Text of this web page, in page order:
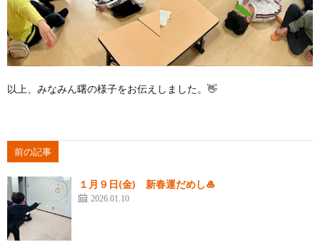
以上、みなみん曙の様子をお伝えしました。👋
前の記事
１月９日(金) 新春運だめし🎍
2026.01.10